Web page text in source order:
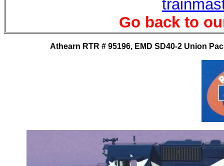
Go back to
Athearn RTR # 95196, EMD SD40-2 Union